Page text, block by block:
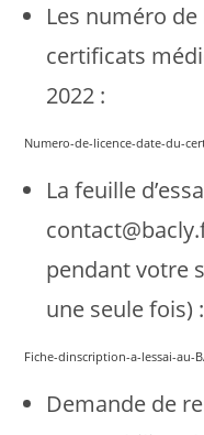
Les numéro
certificats
2022 :
Numero-de-licence-date-du-
La feuille
pendant votre
une seule fois) :
Fiche-dinscription-a-lessai-au-
Demande de